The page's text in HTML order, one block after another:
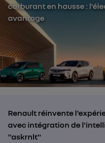
carburant en hausse :
avantage
Renault réinvente
avec intégration de
"askrnlt"